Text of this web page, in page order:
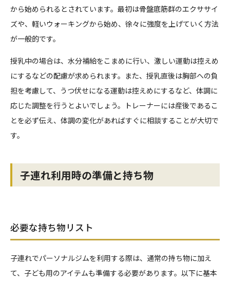
から始められるとされています。最初は骨盤底筋群のエクササイ
ズや、軽いウォーキングから始め、徐々に強度を上げていく方法
が一般的です。
授乳中の場合は、水分補給をこまめに行い、激しい運動は控えめ
にするなどの配慮が求められます。また、授乳直後は胸部への負
担を考慮して、うつ伏せになる運動は控えめにするなど、体調に
応じた調整を行うとよいでしょう。トレーナーには産後であるこ
とを必ず伝え、体調の変化があればすぐに相談することが大切で
す。
子連れ利用時の準備と持ち物
必要な持ち物リスト
子連れでパーソナルジムを利用する際は、通常の持ち物に加え
て、子ども用のアイテムも準備する必要があります。以下に基本